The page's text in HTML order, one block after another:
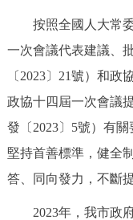
市領導
政務服務
按照全國人大常委
一次會議代表建議、
〔2023〕21號）和
政協十四屆一次會議
發〔2023〕5號）有
堅持首善標準，健全
答、同向發力，不斷
2023年，我市政府